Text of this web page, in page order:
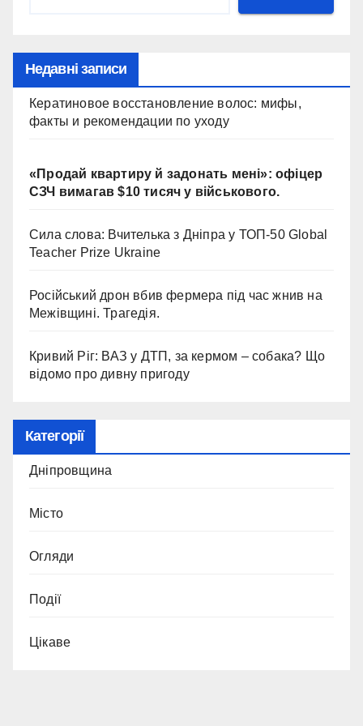
Недавні записи
Кератиновое восстановление волос: мифы,
факты и рекомендации по уходу
«Продай квартиру й задонать мені»: офіцер
СЗЧ вимагав $10 тисяч у військового.
Сила слова: Вчителька з Дніпра у ТОП-50 Global
Teacher Prize Ukraine
Російський дрон вбив фермера під час жнив на
Межівщині. Трагедія.
Кривий Ріг: ВАЗ у ДТП, за кермом – собака? Що
відомо про дивну пригоду
Категорії
Дніпровщина
Місто
Огляди
Події
Цікаве